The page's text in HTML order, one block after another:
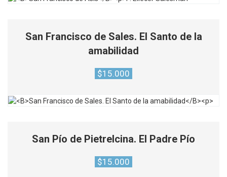
San Francisco de Sales. El Santo de la
amabilidad
$15.000
San Pío de Pietrelcina. El Padre Pío
$15.000